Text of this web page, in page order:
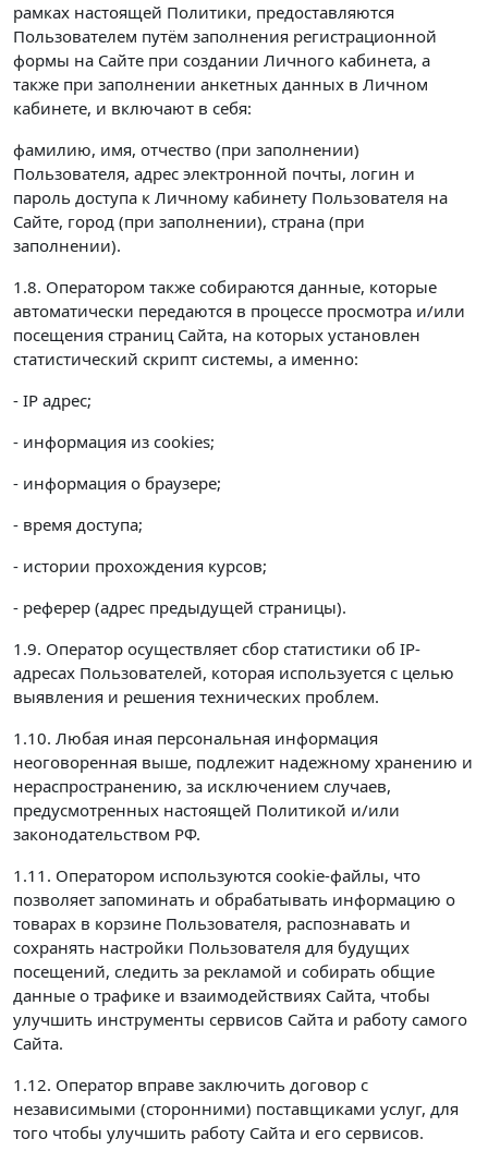
рамках настоящей Политики, предоставляются
Пользователем путём заполнения регистрационной
формы на Сайте при создании Личного кабинета, а
также при заполнении анкетных данных в Личном
кабинете, и включают в себя:
фамилию, имя, отчество (при заполнении)
Пользователя, адрес электронной почты, логин и
пароль доступа к Личному кабинету Пользователя на
Сайте, город (при заполнении), страна (при
заполнении).
1.8. Оператором также собираются данные, которые
автоматически передаются в процессе просмотра и/или
посещения страниц Сайта, на которых установлен
статистический скрипт системы, а именно:
- IP адрес;
- информация из cookies;
- информация о браузере;
- время доступа;
- истории прохождения курсов;
- реферер (адрес предыдущей страницы).
1.9. Оператор осуществляет сбор статистики об IP-
адресах Пользователей, которая используется с целью
выявления и решения технических проблем.
1.10. Любая иная персональная информация
неоговоренная выше, подлежит надежному хранению и
нераспространению, за исключением случаев,
предусмотренных настоящей Политикой и/или
законодательством РФ.
1.11. Оператором используются cookie-файлы, что
позволяет запоминать и обрабатывать информацию о
товарах в корзине Пользователя, распознавать и
сохранять настройки Пользователя для будущих
посещений, следить за рекламой и собирать общие
данные о трафике и взаимодействиях Сайта, чтобы
улучшить инструменты сервисов Сайта и работу самого
Сайта.
1.12. Оператор вправе заключить договор с
независимыми (сторонними) поставщиками услуг, для
того чтобы улучшить работу Сайта и его сервисов.